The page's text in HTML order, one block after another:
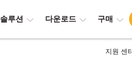
솔루션 다운로드 구매
지원 센